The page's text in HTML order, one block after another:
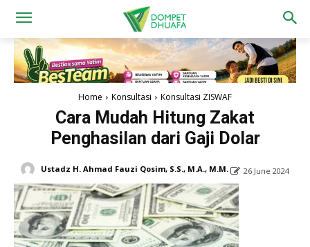
Home Konsultasi Konsultasi ZISWAF
Cara Mudah Hitung Zakat
Penghasilan dari Gaji Dolar
Ustadz H. Ahmad Fauzi Qosim, S.S., M.A., M.M. 26 June 2024